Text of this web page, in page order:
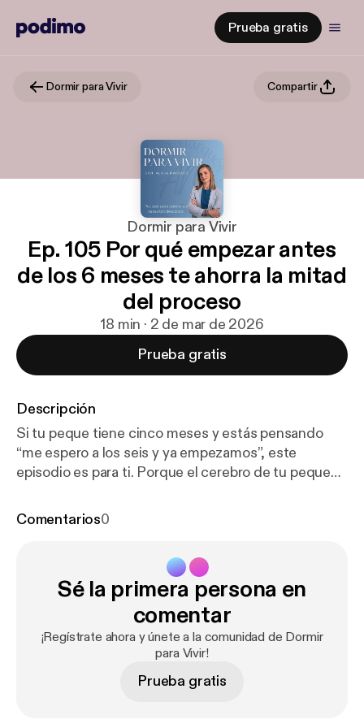
Prueba gratis
Dormir para Vivir Compartir
Dormir para Vivir
Ep. 105 Por qué empezar antes
de los 6 meses te ahorra la mitad
del proceso
18 min · 2 de mar de 2026
Prueba gratis
Descripción
Si tu peque tiene cinco meses y estás pensando
“me espero a los seis y ya empezamos”, este
episodio es para ti. Porque el cerebro de tu peque
algo. Suscríbete y activa las notificaciones para
ewsletter-sueno-infantil[https://servicios.aliciamarq
ues.com/newsletter-sueno-infantil] Súmate a la
conversación en Instagram:https://www.instagram.
com/soyaliciamarques [https://www.instagram.co
m/soyaliciamarques] Cada lunes a las 08:00 h un
una versión reducida del método, sino la base que
Comentarios0
Sé la primera persona en
comentar
¡Regístrate ahora y únete a la comunidad de Dormir
para Vivir!
Prueba gratis